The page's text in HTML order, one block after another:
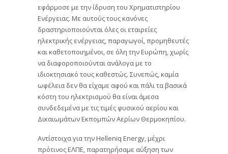
εφάρμοσε με την ίδρυση του Χρηματιστηρίου
Ενέργειας. Με αυτούς τους κανόνες
δραστηριοποιούνται όλες οι εταιρείες
ηλεκτρικής ενέργειας, παραγωγοί, προμηθευτές
και καθετοποιημένοι, σε όλη την Ευρώπη, χωρίς
να διαφοροποιούνται ανάλογα με το
ιδιοκτησιακό τους καθεστώς. Συνεπώς, καμία
ωφέλεια δεν θα είχαμε αφού και πάλι τα βασικά
κόστη του ηλεκτρισμού θα είναι άμεσα
συνδεδεμένα με τις τιμές φυσικού αερίου και
Δικαιωμάτων Εκπομπών Αερίων Θερμοκηπίου.
Αντίστοιχα για την Helleniq Energy, μέχρι
πρότινος ΕΛΠΕ, παρατηρήσαμε αύξηση των